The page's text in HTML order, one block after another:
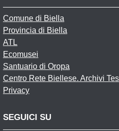
Comune di Biella
Provincia di Biella
ATL
Ecomusei
Santuario di Oropa
Centro Rete Biellese. Archivi
Privacy
SEGUICI SU